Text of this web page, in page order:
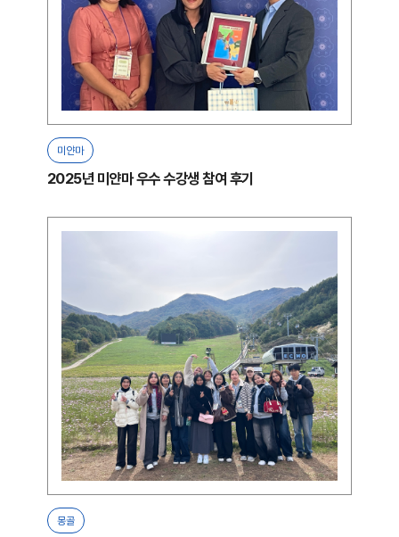
미얀마
2025년 미얀마 우수 수강생 참여 후기
몽골